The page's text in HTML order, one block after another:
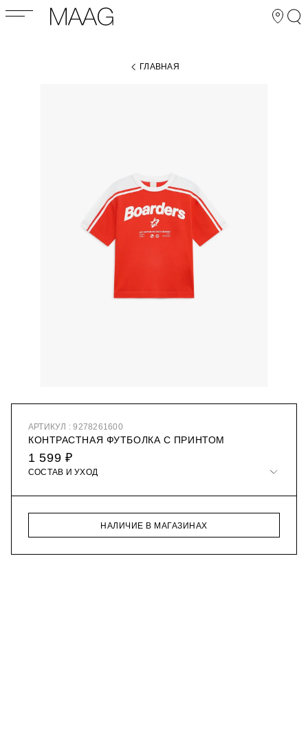
ГЛАВНАЯ
АРТИКУЛ : 9278261600
КОНТРАСТНАЯ ФУТБОЛКА С ПРИНТОМ
1 599 ₽
СОСТАВ И УХОД
НАЛИЧИЕ В МАГАЗИНАХ